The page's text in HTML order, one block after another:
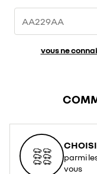
vous ne
parmi
vous